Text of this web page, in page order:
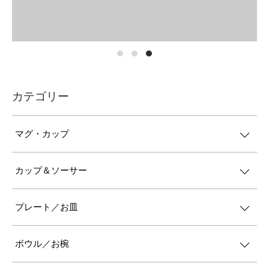
カテゴリー
マグ・カップ
カップ＆ソーサー
プレート／お皿
ボウル／お椀